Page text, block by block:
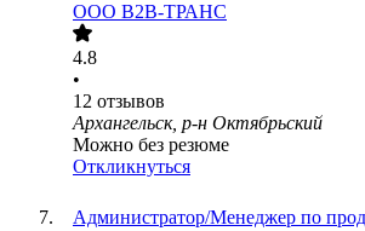
ООО В2В-ТРАНС
4.8
•
12 отзывов
Архангельск, р-н Октябрьский
Можно без резюме
Откликнуться
Администратор/Менеджер по